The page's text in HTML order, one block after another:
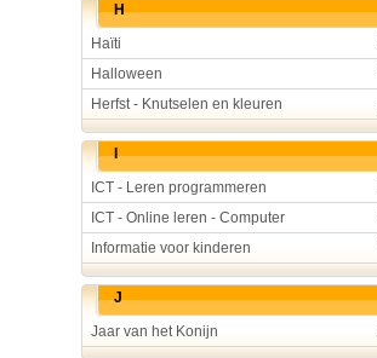
H
Haïti
Halloween
Herfst - Knutselen en kleuren
I
ICT - Leren programmeren
ICT - Online leren - Computer
Informatie voor kinderen
J
Jaar van het Konijn